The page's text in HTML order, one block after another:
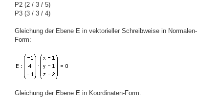
P2 (2 / 3 / 5)
P3 (3 / 3 / 4)
Gleichung der Ebene E in vektorieller Schreibweise in Normalen-
Form:
Gleichung der Ebene E in Koordinaten-Form: